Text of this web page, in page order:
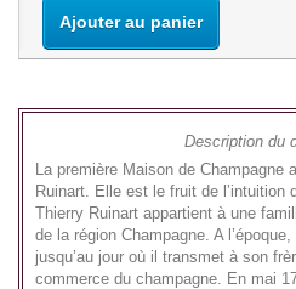
Ajouter au panier
Description du
La première Maison de Champagne
Ruinart. Elle est le fruit de l’intuition
Thierry Ruinart appartient à une
de la région Champagne. A
jusqu’au jour où il transmet à son
commerce du champagne. En mai